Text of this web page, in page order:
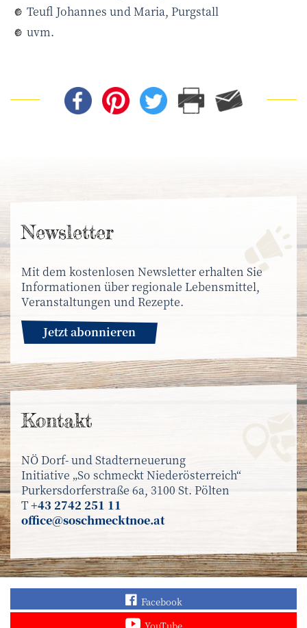
Teufl Johannes und Maria, Purgstall
uvm.
News­letter
Mit dem kostenlosen Newsletter erhalten Sie
Informationen über regionale Lebensmittel,
Veranstaltungen und Rezepte.
Jetzt abonnieren
Kontakt
NÖ Dorf- und Stadterneuerung
Initiative „So schmeckt Niederösterreich“
Purkersdorferstraße 6a, 3100 St. Pölten
T+43 2742 251 11
office@soschmecktnoe.at
Finden Sie „So
Facebook
Sehen Sie mehr